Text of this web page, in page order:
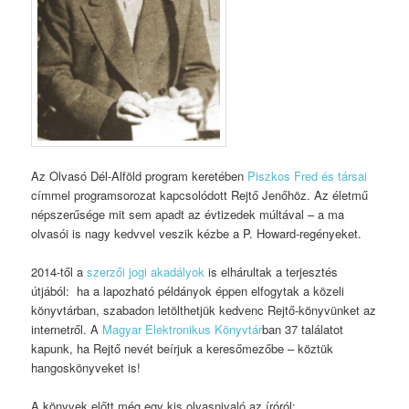
Az Olvasó Dél-Alföld program keretében Piszkos Fred és társai
címmel programsorozat kapcsolódott Rejtő Jenőhöz. Az életmű
népszerűsége mit sem apadt az évtizedek múltával – a ma
olvasói is nagy kedvvel veszik kézbe a P. Howard-regényeket.
2014-től aszerzői jogi akadályok is elhárultak a terjesztés
útjából: ha a lapozható példányok éppen elfogytak a közeli
könyvtárban, szabadon letölthetjük kedvenc Rejtő-könyvünket az
internetről. A Magyar Elektronikus Könyvtárban 37 találatot
kapunk, ha Rejtő nevét beírjuk a keresőmezőbe – köztük
hangoskönyveket is!